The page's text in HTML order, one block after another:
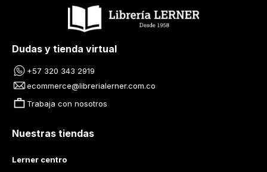
Dudas y tienda virtual
+57 320 343 2919
ecommerce@librerialerner.com.co
Trabaja con nosotros
Nuestras tiendas
Lerner centro